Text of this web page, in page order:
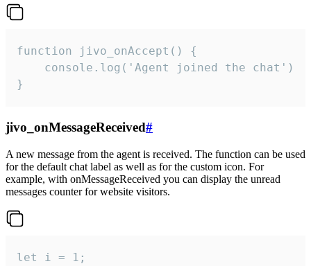
function jivo_onAccept() {
}
jivo_onMessageReceived#
A new message from the agent is received. The function can be used
for the default chat label as well as for the custom icon. For
example, with onMessageReceived you can display the unread
messages counter for website visitors.
let i = 1;